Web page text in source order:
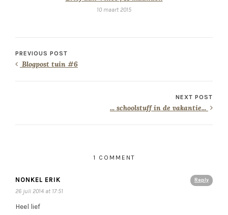
10 maart 2015
PREVIOUS POST
Blogpost tuin #6
NEXT POST
... schoolstuff in de vakantie...
1 COMMENT
Reply
NONKEL ERIK
26 juli 2014 at 17:51
Heel lief